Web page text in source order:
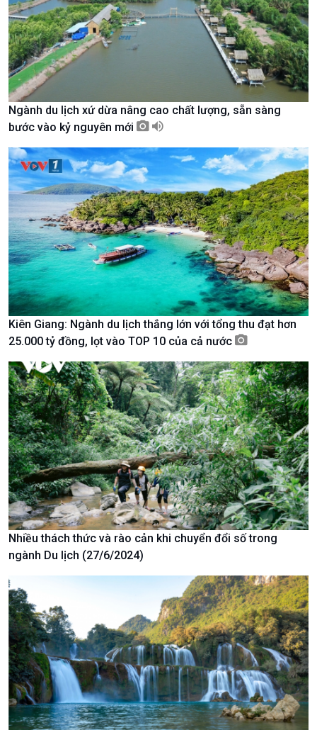
Nam
Xã hội
Tin Đời sống & Xã hội
360 độ Sức khỏe
Chuyển đổi Xanh
Tài nguyên và Môi trường
Chuyên gia của bạn
Xã hội chuyển động
Bước chân đến trường
Khoa học & Công nghệ
Tin Khoa học & Công nghệ
Kết nối công nghệ
Sống chung với biến đổi
khí hậu
Văn hoá & Du lịch
Tin Văn hoá & Du lịch
Chát với người nổi tiếng
Câu chuyện Thể thao
Multimedia
Ảnh
Video
Infographic
E-Magazine
Ngành du lịch xứ dừa nâng cao chất lượng, sẵn sàng
bước vào kỷ nguyên mới
Kiên Giang: Ngành du lịch thắng lớn với tổng thu đạt hơn
25.000 tỷ đồng, lọt vào TOP 10 của cả nước
Nhiều thách thức và rào cản khi chuyển đổi số trong
ngành Du lịch (27/6/2024)